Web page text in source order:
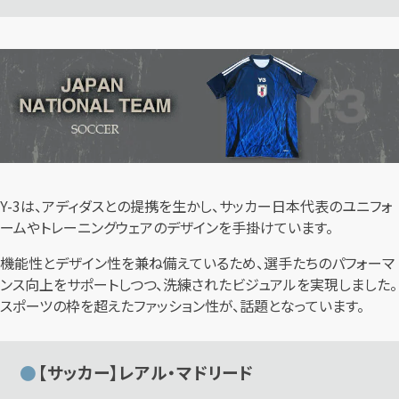
Y-3は、アディダスとの提携を生かし、サッカー日本代表のユニフォ
ームやトレーニングウェアのデザインを手掛けています。
機能性とデザイン性を兼ね備えているため、選手たちのパフォーマ
ンス向上をサポートしつつ、洗練されたビジュアルを実現しました。
スポーツの枠を超えたファッション性が、話題となっています。
【サッカー】レアル・マドリード